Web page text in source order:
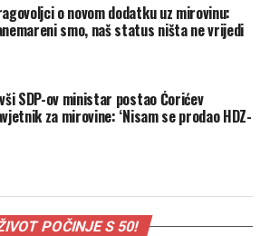
o novom dodatku uz mirovinu:
smo, naš status ništa ne vrijedi
SDP-ov ministar postao Ćorićev
za mirovine: ‘Nisam se prodao HDZ-
POČINJE S 50!